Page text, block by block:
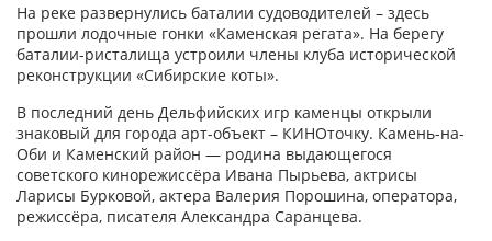
На реке развернулись баталии судоводителей – здесь
прошли лодочные гонки «Каменская регата». На берегу
баталии-ристалища устроили члены клуба исторической
реконструкции «Сибирские коты».
В последний день Дельфийских игр каменцы открыли
знаковый для города арт-объект – КИНОточку. Камень-на-
Оби и Каменский район — родина выдающегося
советского кинорежиссёра Ивана Пырьева, актрисы
Ларисы Бурковой, актера Валерия Порошина, оператора,
режиссёра, писателя Александра Саранцева.